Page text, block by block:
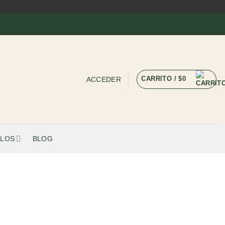
ACCEDER CARRITO /$0
BLOG